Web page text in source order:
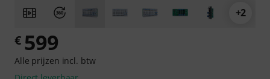
+2
€ 599
Alle prijzen incl. btw